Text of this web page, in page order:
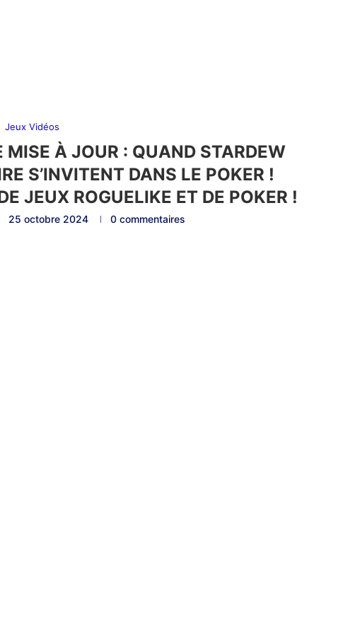
Jeux Vidéos
MISE À JOUR : QUAND STARDEW
S’INVITENT DANS LE POKER !
JEUX ROGUELIKE ET DE POKER !
25 octobre 2024 0 commentaires